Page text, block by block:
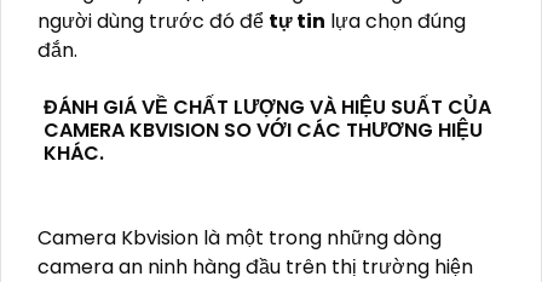
người dùng trước đó để tự tin lựa chọn đúng
đắn.
ĐÁNH GIÁ VỀ CHẤT LƯỢNG VÀ HIỆU SUẤT CỦA
CAMERA KBVISION SO VỚI CÁC THƯƠNG HIỆU
KHÁC.
Camera Kbvision là một trong những dòng
camera an ninh hàng đầu trên thị trường hiện